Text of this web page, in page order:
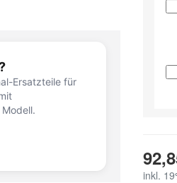
Ersatzteile für
inkl.